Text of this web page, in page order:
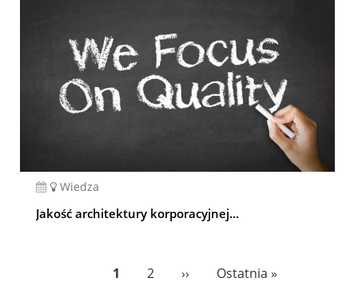
Wiedza
Jakość architektury korporacyjnej...
Bieżąca
1 Page
2 Następna
›› Ostatnia
Ostatnia »